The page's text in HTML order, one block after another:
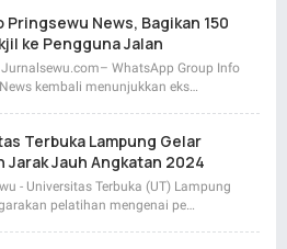
Pringsewu News, Bagikan 150
ke Pengguna Jalan
Jurnalsewu.com– WhatsApp Group Info
kembali menunjukkan eks…
Terbuka Lampung Gelar
Jarak Jauh Angkatan 2024
- Universitas Terbuka (UT) Lampung
pelatihan mengenai pe…